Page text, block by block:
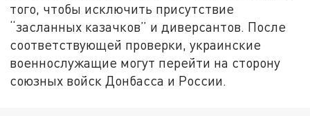
того, чтобы исключить присутствие
“засланных казачков” и диверсантов. После
соответствующей проверки, украинские
военнослужащие могут перейти на сторону
союзных войск Донбасса и России.